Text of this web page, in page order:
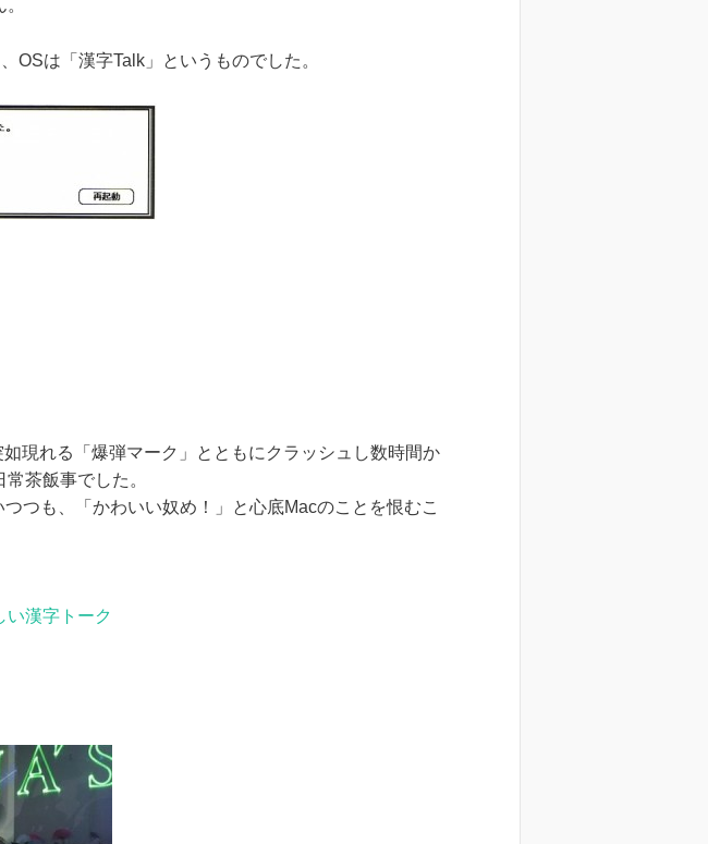
OSは「漢字Talk」というものでした。
現れる「爆弾マーク」とともにクラッシュし数時間か
茶飯事でした。
つも、「かわいい奴め！」と心底Macのことを恨むこ
い漢字トーク